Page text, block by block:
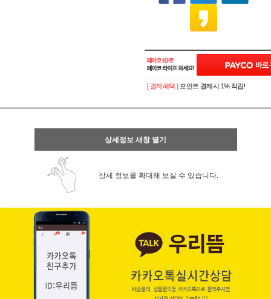
[ 결제혜택 ] 포인트 결제시 1% 적립!
상세정보 새창 열기
상세 정보를 확대해 보실 수 있습니다.